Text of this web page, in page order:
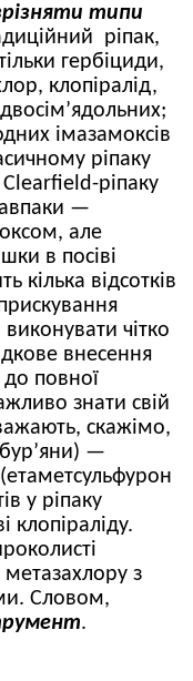
типи
ріпак,
гербіциди,
клопіралід,
імазамоксів
ріпаку
ріпаку
—
але
в посіві
кілька відсотків
чітко
внесення
повної
знати свій
скажімо,
—
у ріпаку
клопіраліду.
з
Словом,
.